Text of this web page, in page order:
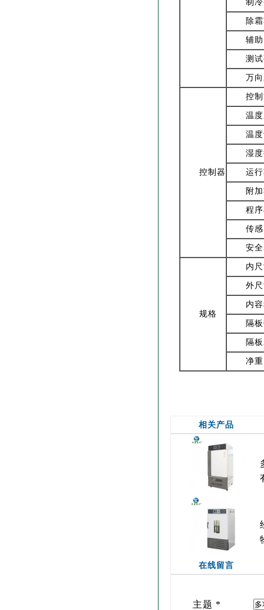
制
除
辅
测
万
控制器
控
温
温
湿
运
附
程
传
安
规格
内
外
内
隔
隔
净
相关产品
在线留言
主题 *